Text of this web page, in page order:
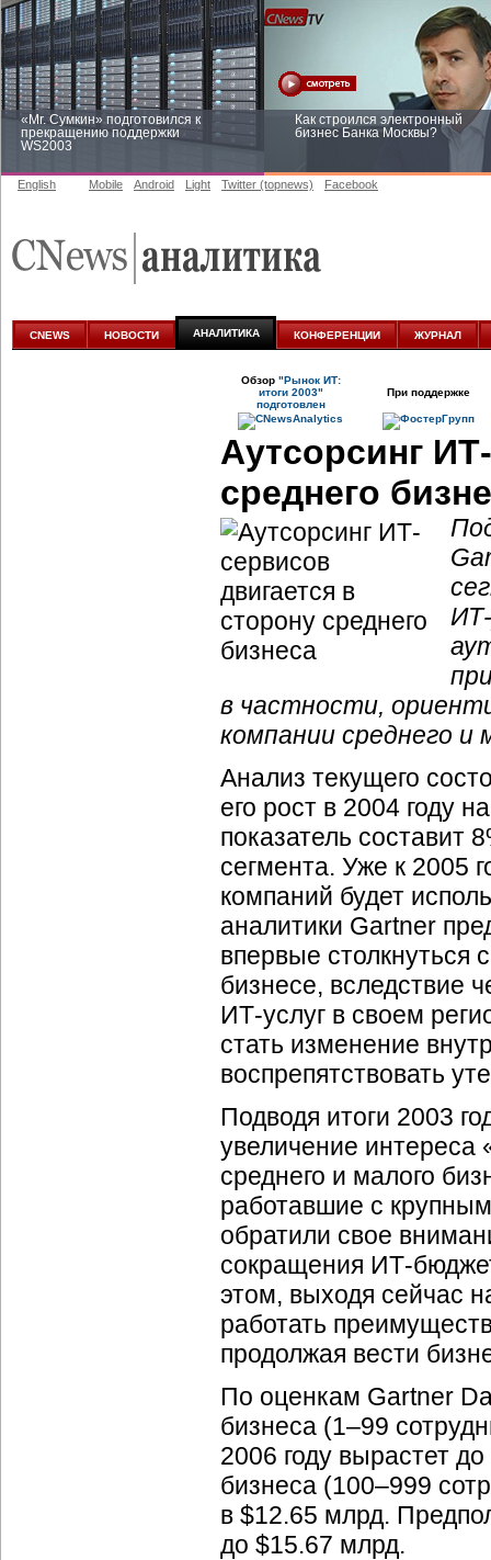
«Mr. Сумкин» подготовился к
прекращению поддержки
WS2003
Как строился электронный
бизнес Банка Москвы?
аналитике
English Mobile Android Light Twitter (topnews) Facebook
CNEWS НОВОСТИ АНАЛИТИКА КОНФЕРЕНЦИИ ЖУРНАЛ
Обзор "Рынок ИТ:
итоги 2003"
подготовлен
При поддержке
Аутсорсинг
среднего
в частности,
компании среднего и
Анализ текущего
его рост в 2004 году
показатель составит
сегмента. Уже к 2005
компаний будет
аналитики Gartner
впервые
бизнесе, вследствие
ИТ-услуг в своем
стать изменение
воспрепятствовать
Подводя итоги 2003
увеличение интереса
среднего и малого
работавшие с
обратили свое
сокращения ИТ-
этом, выходя сейчас
работать
продолжая вести
По оценкам Gartner
бизнеса (1–99
2006 году вырастет
бизнеса (100–999
в $12.65 млрд.
до $15.67 млрд.